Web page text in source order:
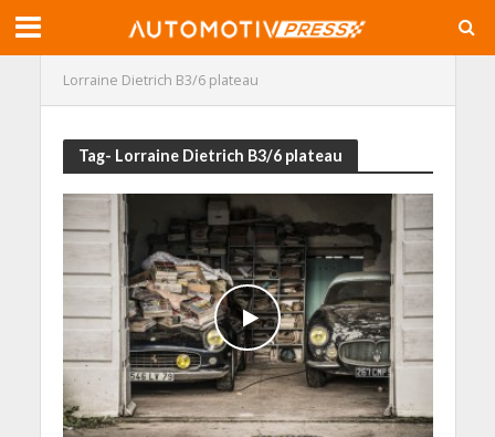
Lorraine Dietrich B3/6 plateau
Tag- Lorraine Dietrich B3/6 plateau